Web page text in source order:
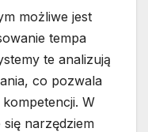
możliwe jest
tempa
te analizują
co pozwala
W
narzędziem